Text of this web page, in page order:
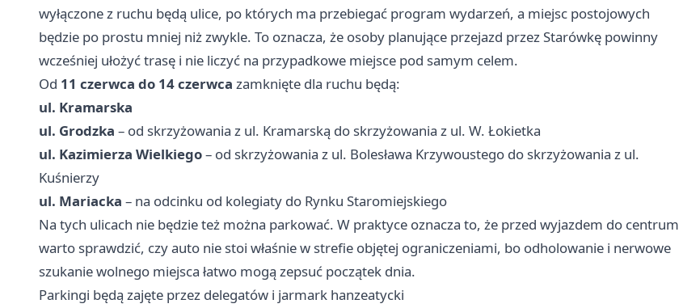
wyłączone z ruchu będą ulice, po których ma przebiegać program wydarzeń, a miejsc postojowych
będzie po prostu mniej niż zwykle. To oznacza, że osoby planujące przejazd przez Starówkę powinny
wcześniej ułożyć trasę i nie liczyć na przypadkowe miejsce pod samym celem.
Od 11 czerwca do 14 czerwca zamknięte dla ruchu będą:
ul. Kramarska
ul. Grodzka – od skrzyżowania z ul. Kramarską do skrzyżowania z ul. W. Łokietka
ul. Kazimierza Wielkiego– od skrzyżowania z ul. Bolesława Krzywoustego do skrzyżowania z ul.
Kuśnierzy
ul. Mariacka – na odcinku od kolegiaty do Rynku Staromiejskiego
Na tych ulicach nie będzie też można parkować. W praktyce oznacza to, że przed wyjazdem do centrum
warto sprawdzić, czy auto nie stoi właśnie w strefie objętej ograniczeniami, bo odholowanie i nerwowe
szukanie wolnego miejsca łatwo mogą zepsuć początek dnia.
Parkingi będą zajęte przez delegatów i jarmark hanzeatycki